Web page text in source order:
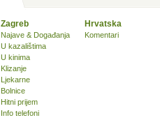
Zagreb
Najave & Događanja
U kazalištima
U kinima
Klizanje
Ljekarne
Bolnice
Hitni prijem
Info telefoni
Hrvatska
Komentari